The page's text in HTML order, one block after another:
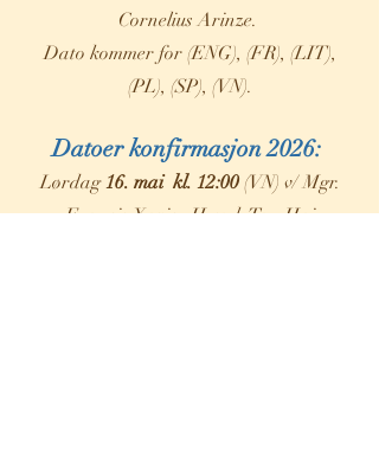
Cornelius Arinze.
Dato kommer for (ENG), (FR), (LIT),
(PL), (SP), (VN).
Datoer konfirmasjon 2026:
Lørdag16. mai kl. 12:00 (VN) v/ Mgr.
Francis Xavier Huynh Tan Hai